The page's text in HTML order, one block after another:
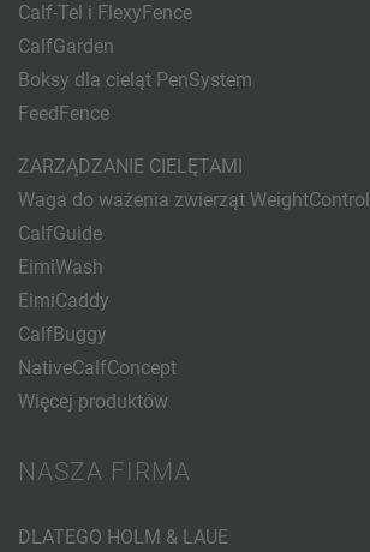
Calf-Tel i FlexyFence
CalfGarden
Boksy dla cieląt PenSystem
FeedFence
ZARZĄDZANIE CIELĘTAMI
Waga do ważenia zwierząt WeightControl
CalfGuide
EimiWash
EimiCaddy
CalfBuggy
NativeCalfConcept
Więcej produktów
NASZA FIRMA
DLATEGO HOLM & LAUE